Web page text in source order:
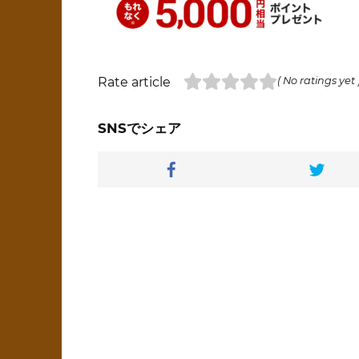
Rate article ( No ratings yet
SNSでシェア